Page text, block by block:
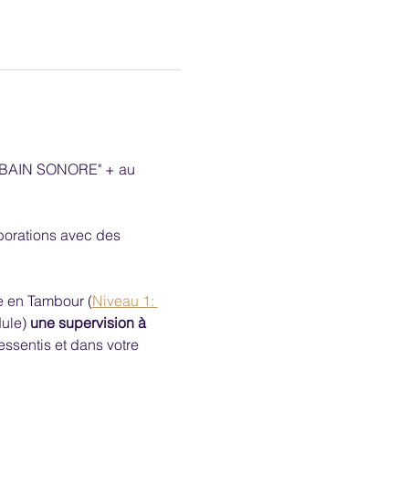
SONORE" + au
avec des
Tambour (Niveau 1:
une supervision à
et dans votre